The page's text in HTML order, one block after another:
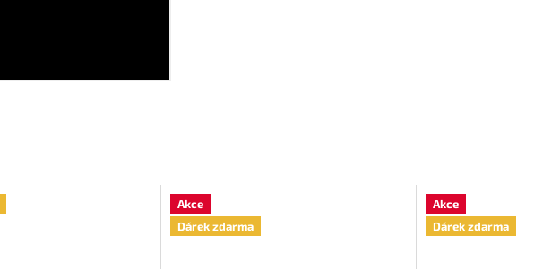
Akce
Dárek zdarma
Akce
Dárek zdarma